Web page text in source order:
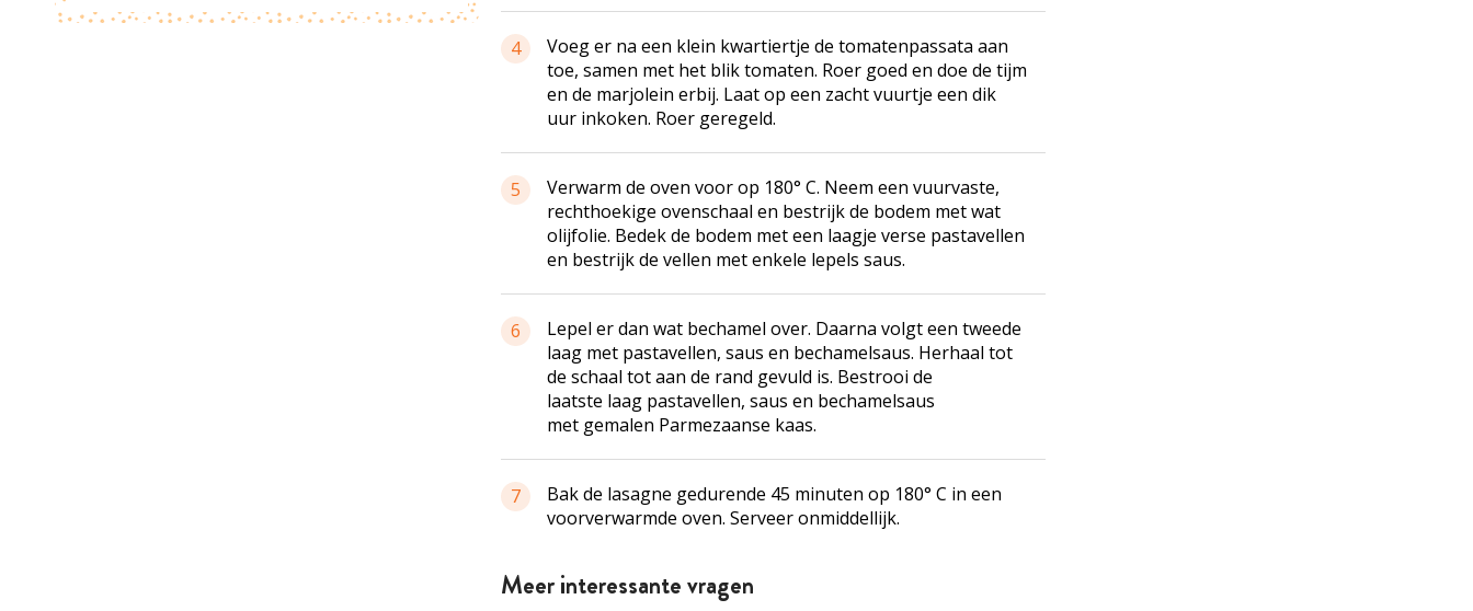
4
Voeg er na een klein kwartiertje de tomatenpassata aan
toe, samen met het blik tomaten. Roer goed en doe de tijm
en de marjolein erbij. Laat op een zacht vuurtje een dik
uur inkoken. Roer geregeld.
5
Verwarm de oven voor op 180° C. Neem een vuurvaste,
rechthoekige ovenschaal en bestrijk de bodem met wat
olijfolie. Bedek de bodem met een laagje verse pastavellen
en bestrijk de vellen met enkele lepels saus.
6
Lepel er dan wat bechamel over. Daarna volgt een tweede
laag met pastavellen, saus en bechamelsaus. Herhaal tot
de schaal tot aan de rand gevuld is. Bestrooi de
laatste laag pastavellen, saus en bechamelsaus
met gemalen Parmezaanse kaas.
7
Bak de lasagne gedurende 45 minuten op 180° C in een
voorverwarmde oven. Serveer onmiddellijk.
Meer interessante vragen